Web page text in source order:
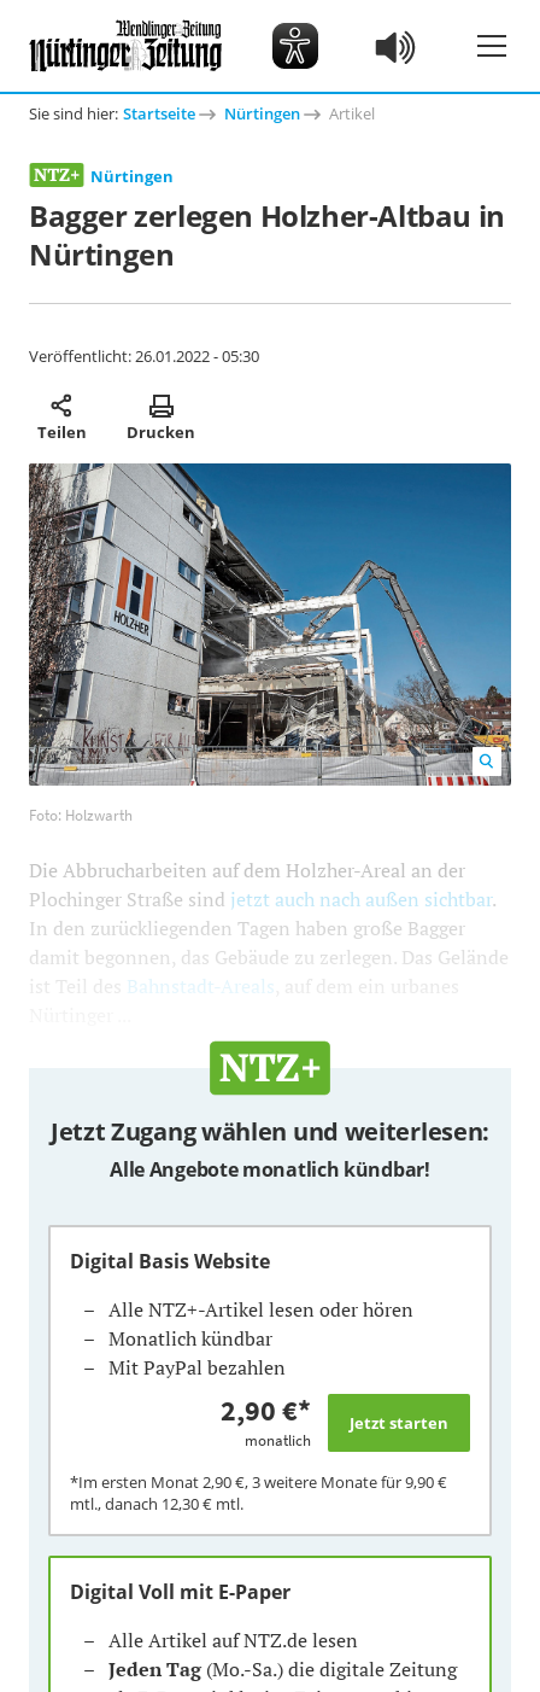
Sie sind hier: Startseite Nürtingen Artikel
Nürtingen
Bagger zerlegen Holzher-Altbau in
Nürtingen
Veröffentlicht:26.01.2022 - 05:30
Teilen Drucken
Foto: Holzwarth
Die Abbrucharbeiten auf dem Holzher-Areal an der
Plochinger Straße sind jetzt auch nach außen sichtbar.
In den zurückliegenden Tagen haben große Bagger
damit begonnen, das Gebäude zu zerlegen. Das Gelände
ist Teil des Bahnstadt-Areals , auf dem ein urbanes
Jetzt Zugang wählen und weiterlesen:
Alle Angebote monatlich kündbar!
Digital Basis Website
Alle NTZ+-Artikel lesen oder hören
Monatlich kündbar
Mit PayPal bezahlen
2,90 €*
monatlich
*Im ersten Monat2,90 €, 3 weitere Monate für9,90 €
mtl., danach 12,30 € mtl.
Digital Voll mit E-Paper
Alle Artikel auf NTZ.de lesen
Jeden Tag(Mo.-Sa.) die digitale Zeitung